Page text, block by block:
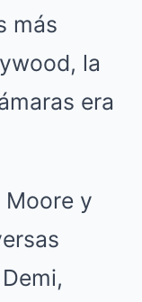
más
la
era
Moore y